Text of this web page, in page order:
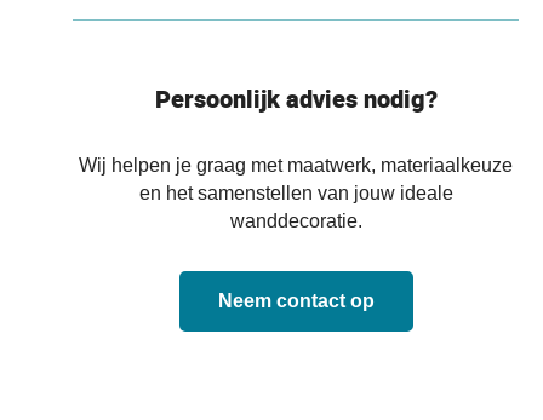
Persoonlijk advies nodig?
Wij helpen je graag met maatwerk, materiaalkeuze
en het samenstellen van jouw ideale
wanddecoratie.
Neem contact op